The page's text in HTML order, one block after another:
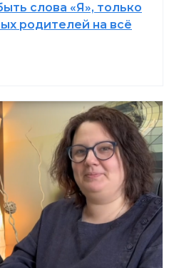
слова «Я», только
родителей на всё